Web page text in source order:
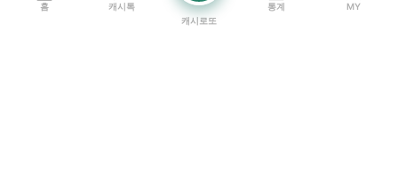
홈 캐시톡
캐시로또
통계 MY